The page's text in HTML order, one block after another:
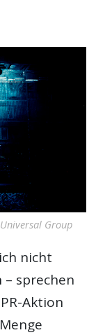
Group
nicht
sprechen
Aktion